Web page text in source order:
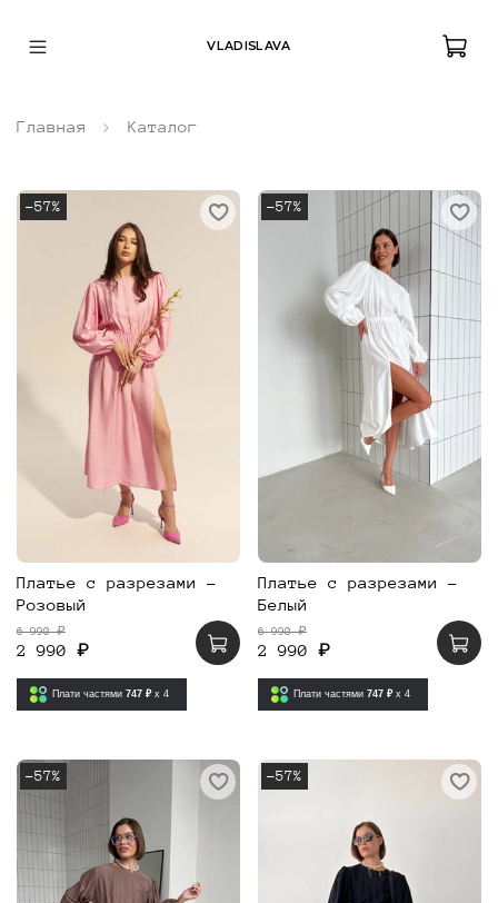
VLADISLAVA
Главная Каталог
-57%
Платье с разрезами -
Розовый
6 990 ₽
2 990 ₽
Плати частями 747 ₽ x 4
-57%
Платье с разрезами -
Белый
6 990 ₽
2 990 ₽
Плати частями 747 ₽ x 4
-57% -57%